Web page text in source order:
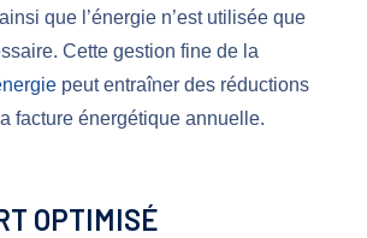
que l’énergie n’est utilisée que
Cette gestion fine de la
peut entraîner des réductions
facture énergétique annuelle.
OPTIMISÉ